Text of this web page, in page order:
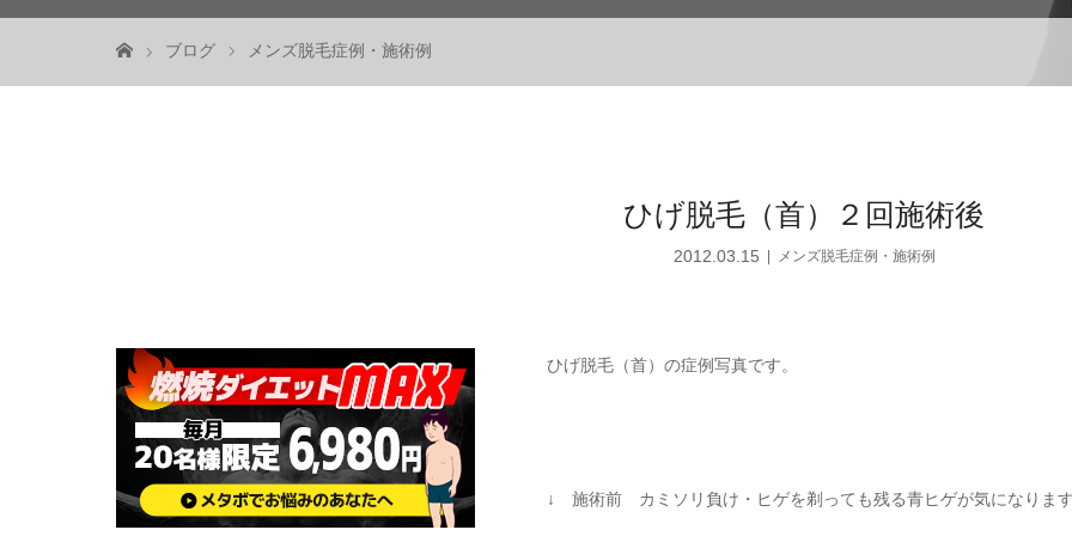
ブログ メンズ脱毛症例・施術例
ひげ脱毛（首）２回施術後
2012.03.15 メンズ脱毛症例・施術例
ひげ脱毛（首）の症例写真です。
↓ 施術前 カミソリ負け・ヒゲを剃っても残る青ヒゲが気になりま